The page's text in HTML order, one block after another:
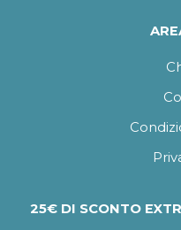
25€ DI SCONTO